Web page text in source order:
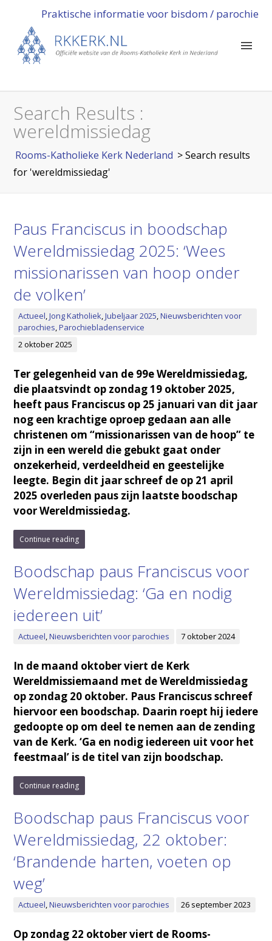
Praktische informatie voor bisdom / parochie
Search Results :
wereldmissiedag
Rooms-Katholieke Kerk Nederland > Search results
for 'wereldmissiedag'
Paus Franciscus in boodschap
Wereldmissiedag 2025: ‘Wees
missionarissen van hoop onder
de volken’
Actueel,Jong Katholiek,Jubeljaar 2025,Nieuwsberichten voor
parochies,Parochiebladenservice
2 oktober 2025
Ter gelegenheid van de 99e Wereldmissiedag,
die plaatsvindt op zondag 19 oktober 2025,
heeft paus Franciscus op 25 januari van dit jaar
nog een krachtige oproep gedaan aan alle
christenen om “missionarissen van de hoop” te
zijn in een wereld die gebukt gaat onder
onzekerheid, verdeeldheid en geestelijke
leegte. Begin dit jaar schreef de op 21 april
2025 overleden paus zijn laatste boodschap
voor Wereldmissiedag.
Continue reading
Boodschap paus Franciscus voor
Wereldmissiedag: ‘Ga en nodig
iedereen uit’
Actueel,Nieuwsberichten voor parochies 7 oktober 2024
In de maand oktober viert de Kerk
Wereldmissiemaand met de Wereldmissiedag
op zondag 20 oktober. Paus Franciscus schreef
hiervoor een boodschap. Daarin roept hij iedere
gedoopte op om deel te nemen aan de zending
van de Kerk. ‘Ga en nodig iedereen uit voor het
feestmaal’ is de titel van zijn boodschap.
Continue reading
Boodschap paus Franciscus voor
Wereldmissiedag, 22 oktober:
‘Brandende harten, voeten op
weg’
Actueel,Nieuwsberichten voor parochies 26 september 2023
Op zondag 22 oktober viert de Rooms-